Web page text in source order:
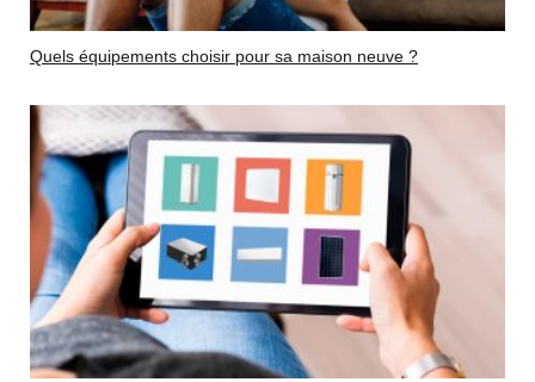
Quels équipements choisir pour sa maison neuve ?